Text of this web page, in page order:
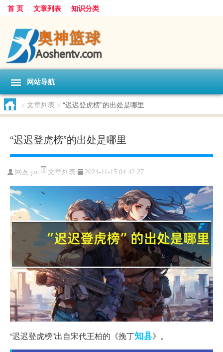
首 页 文章列表 知识分类
网站导航
> 文章列表 > “迟迟登虎榜”的出处是哪里
“迟迟登虎榜”的出处是哪里
网友:jzc 文章列表 2024-11-15 04:42:27
“迟迟登虎榜”出自宋代王柏的《挽丁知县》。